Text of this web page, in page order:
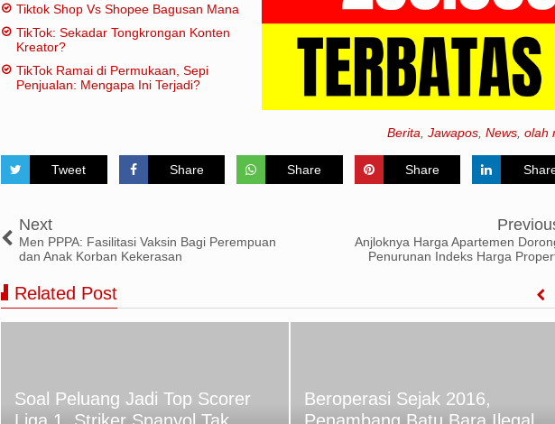
tradisional:
Tiktok Shop Vs Shopee Bagusan Mana
TikTok: Sekadar Tongkrongan Konten
Kreator?
TikTok Ramai di Permukaan, Sepi
Penjualan: Mengapa Ini Terjadi?
Berita Jawapos News olah
Tweet Share Share Share
Next
Men PPPA: Fasilitasi Vaksin Bagi Perempuan
dan Anak Korban Kekerasan
Anjloknya Harga Apartemen
Penurunan Indeks Harga
Related Post
Soal Peluang Jadi Top Scorer
Liga 1, Striker Spanyol Tak
Beroperasi Sejak 2016,
Penambang Batu Bara Ilegal